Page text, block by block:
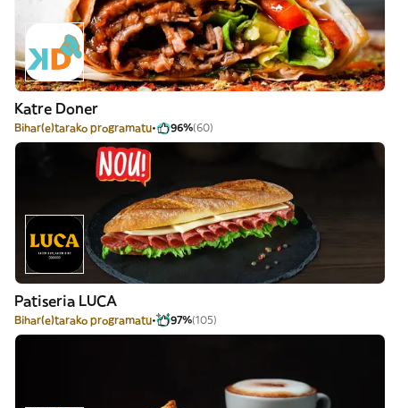
Katre Doner
Bihar(e)tarako programatu 96%(60)
Patiseria LUCA
Bihar(e)tarako programatu 97%(105)